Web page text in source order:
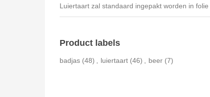
Luiertaart zal standaard ingepakt worden in
Product labels
badjas (48) luiertaart (46) beer (7)